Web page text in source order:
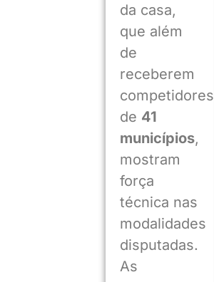
da casa,
que além
de
receberem
competidores
de 41
municípios,
mostram
força
técnica nas
modalidades
disputadas.
As